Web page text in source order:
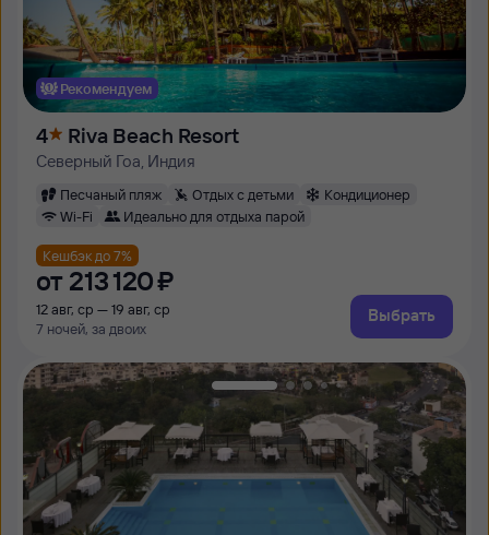
Рекомендуем
4 Riva Beach Resort
Северный Гоа, Индия
Песчаный пляж Отдых с детьми
Кондиционер
Wi-Fi
Идеально для отдыха парой
Кешбэк до 7%
от 213 ⁠120 ⁠₽
12 авг, ср — 19 авг, ср
7 ночей, за двоих
Выбрать